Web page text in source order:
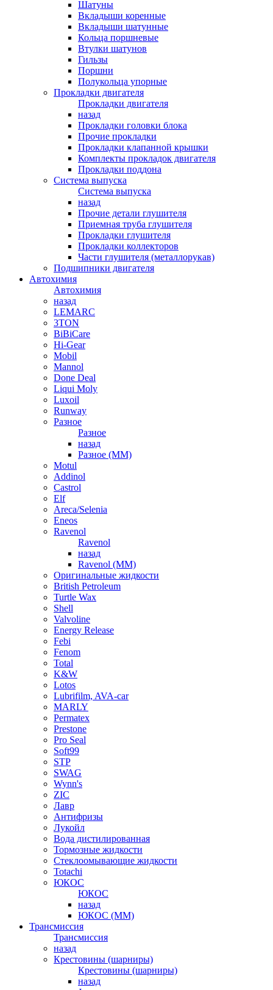
Шатуны
Вкладыши коренные
Вкладыши шатунные
Кольца поршневые
Втулки шатунов
Гильзы
Поршни
Полукольца упорные
Прокладки двигателя
Прокладки двигателя
назад
Прокладки головки блока
Прочие прокладки
Прокладки клапанной крышки
Комплекты прокладок двигателя
Прокладки поддона
Система выпуска
Система выпуска
назад
Прочие детали глушителя
Приемная труба глушителя
Прокладки глушителя
Прокладки коллекторов
Части глушителя (металлорукав)
Подшипники двигателя
Автохимия
Автохимия
назад
LEMARC
3TON
BiBiCare
Hi-Gear
Mobil
Mannol
Done Deal
Liqui Moly
Luxoil
Runway
Разное
Разное
назад
Разное (ММ)
Motul
Addinol
Castrol
Elf
Areca/Selenia
Eneos
Ravenol
Ravenol
назад
Ravenol (ММ)
Оригинальные жидкости
British Petroleum
Turtle Wax
Shell
Valvoline
Energy Release
Febi
Fenom
Total
K&W
Lotos
Lubrifilm, AVA-car
MARLY
Permatex
Prestone
Pro Seal
Soft99
STP
SWAG
Wynn's
ZIC
Лавр
Антифризы
Лукойл
Вода дистилированная
Тормозные жидкости
Стеклоомывающие жидкости
Totachi
ЮКОС
ЮКОС
назад
ЮКОС (ММ)
Трансмиссия
Трансмиссия
назад
Крестовины (шарниры)
Крестовины (шарниры)
назад